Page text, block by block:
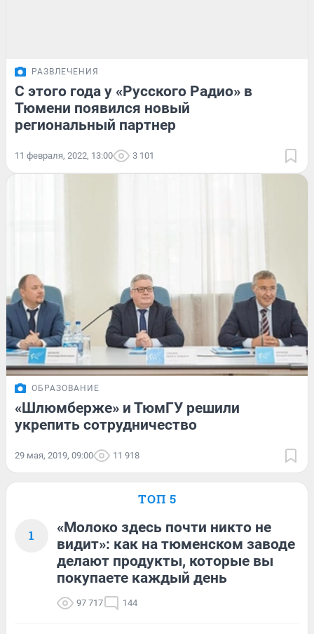
РАЗВЛЕЧЕНИЯ
С этого года у «Русского Радио» в
Тюмени появился новый
региональный партнер
11 февраля, 2022, 13:00 3 101
ОБРАЗОВАНИЕ
«Шлюмберже» и ТюмГУ решили
укрепить сотрудничество
29 мая, 2019, 09:00 11 918
ТОП 5
1
«Молоко здесь почти никто не
видит»: как на тюменском заводе
делают продукты, которые вы
покупаете каждый день
97 717 144